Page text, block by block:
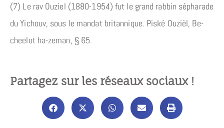
(7) Le rav Ouziel (1880-1954) fut le grand rabbin sépharade
du Yichouv, sous le mandat britannique. Piské Ouzièl, Be-
cheelot ha-zeman, § 65.
Partagez sur les réseaux sociaux !